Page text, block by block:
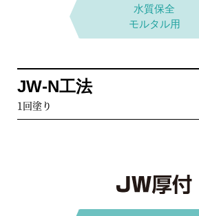
カタログPDFはこちら
水質保全
モルタル用
JW-N工法
1回塗り
耐硫酸ポリマー
カタログPDFはこちら